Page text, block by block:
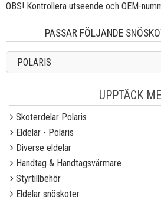
OBS! Kontrollera utseende och OEM-
PASSAR FÖLJANDE
POLARIS
UPPTÄCK
Skoterdelar Polaris
Eldelar - Polaris
Diverse eldelar
Handtag & Handtagsvärmare
Styrtillbehör
Eldelar snöskoter